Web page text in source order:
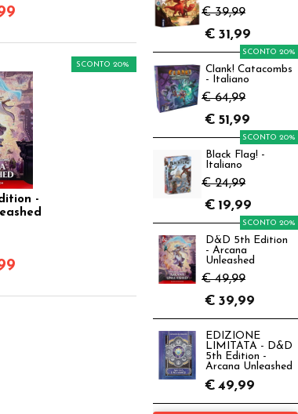
-
SCONTO 20%
€ 39,99
€ 31,99
Clank! Catacombs
- Italiano
€ 64,99
SCONTO 20%
€ 51,99
Black Flag! -
Italiano
€ 24,99
SCONTO 20%
€ 19,99
D&D 5th Edition
- Arcana
Unleashed
€ 49,99
SCONTO 20%
€ 39,99
EDIZIONE
LIMITATA - D&D
5th Edition -
Arcana Unleashed
€ 49,99